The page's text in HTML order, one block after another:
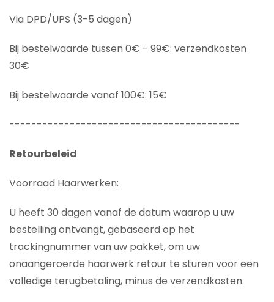
Via DPD/UPS (3-5 dagen)
Bij bestelwaarde tussen 0€ - 99€: verzendkosten
30€
Bij bestelwaarde vanaf 100€: 15€
------------------------------------------
Retourbeleid
Voorraad Haarwerken:
U heeft 30 dagen vanaf de datum waarop u uw
bestelling ontvangt, gebaseerd op het
trackingnummer van uw pakket, om uw
onaangeroerde haarwerk retour te sturen voor een
volledige terugbetaling, minus de verzendkosten.